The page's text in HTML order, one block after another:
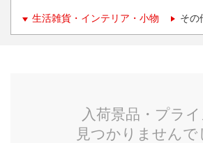
生活雑貨・インテリア・小物 その